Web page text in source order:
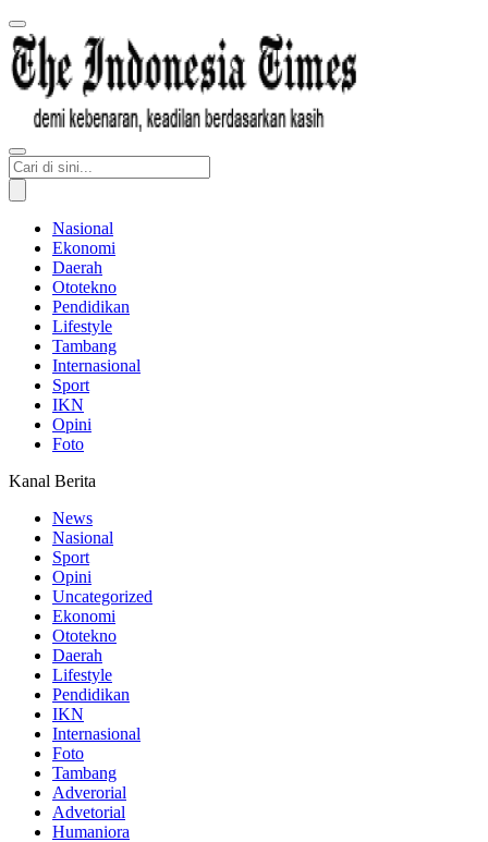
Nasional
Ekonomi
Daerah
Ototekno
Pendidikan
Lifestyle
Tambang
Internasional
Sport
IKN
Opini
Foto
Kanal Berita
News
Nasional
Sport
Opini
Uncategorized
Ekonomi
Ototekno
Daerah
Lifestyle
Pendidikan
IKN
Internasional
Foto
Tambang
Adverorial
Advetorial
Humaniora